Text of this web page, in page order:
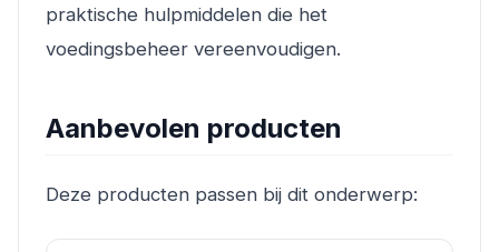
praktische hulpmiddelen die het
voedingsbeheer vereenvoudigen.
Aanbevolen producten
Deze producten passen bij dit onderwerp: